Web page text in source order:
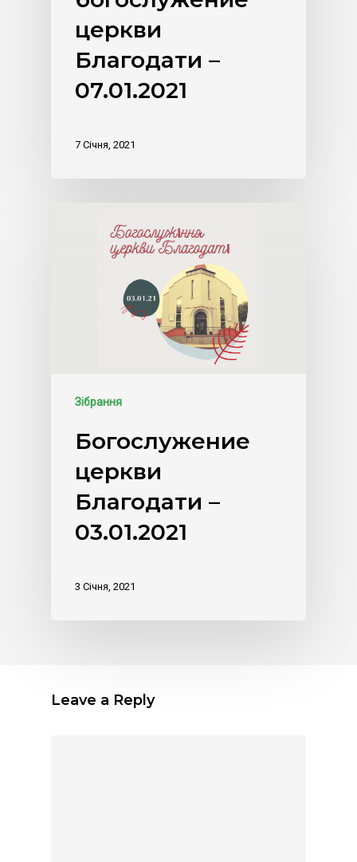
церкви
Благодати –
07.01.2021
7 Січня, 2021
Зібрання
Богослужение
церкви
Благодати –
03.01.2021
3 Січня, 2021
Leave a Reply